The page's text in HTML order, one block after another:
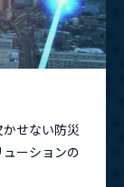
かせない防災
ーションの